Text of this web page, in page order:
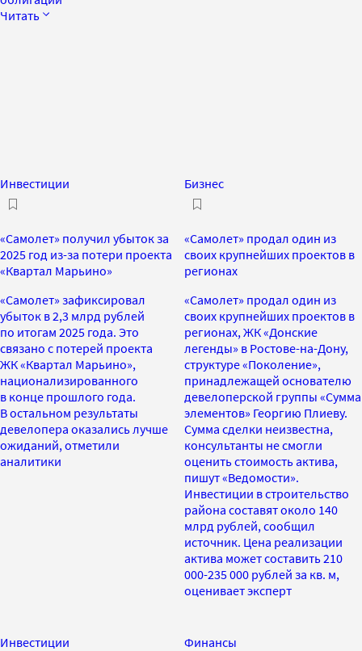
Читать
Инвестиции
«Самолет» получил убыток за
2025 год из-за потери проекта
«Квартал Марьино»
«Самолет» зафиксировал
убыток в 2,3 млрд рублей
по итогам 2025 года. Это
связано с потерей проекта
ЖК «Квартал Марьино»,
национализированного
в конце прошлого года.
В остальном результаты
девелопера оказались лучше
ожиданий, отметили
аналитики
Бизнес
«Самолет» продал один из
своих крупнейших проектов в
регионах
«Самолет» продал один из
своих крупнейших проектов в
регионах, ЖК «Донские
легенды» в Ростове-на-Дону,
структуре «Поколение»,
принадлежащей основателю
девелоперской группы «Сумма
элементов» Георгию Плиеву.
Сумма сделки неизвестна,
консультанты не смогли
оценить стоимость актива,
пишут «Ведомости».
Инвестиции в строительство
района составят около 140
млрд рублей, сообщил
источник. Цена реализации
актива может составить 210
000-235 000 рублей за кв. м,
оценивает эксперт
Инвестиции Финансы